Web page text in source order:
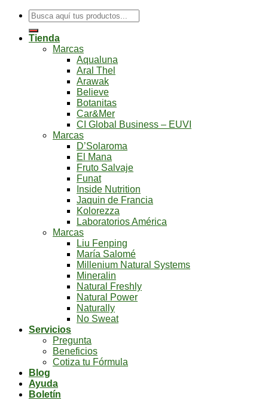
Buscar
por:
Tienda
Marcas
Aqualuna
Aral Thel
Arawak
Believe
Botanitas
Car&Mer
CI Global Business – EUVI
Marcas
D’Solaroma
El Mana
Fruto Salvaje
Funat
Inside Nutrition
Jaquin de Francia
Kolorezza
Laboratorios América
Marcas
Liu Fenping
María Salomé
Millenium Natural Systems
Mineralin
Natural Freshly
Natural Power
Naturally
No Sweat
Servicios
Pregunta
Beneficios
Cotiza tu Fórmula
Blog
Ayuda
Boletín